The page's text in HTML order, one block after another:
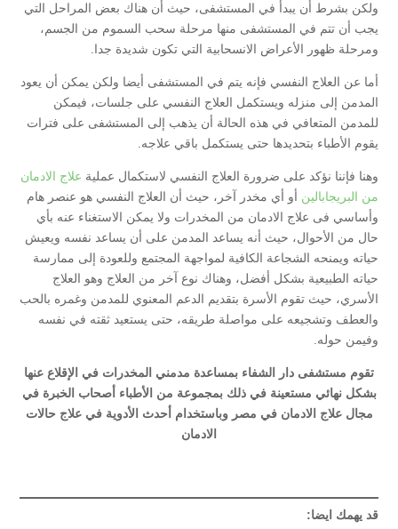
ولكن بشرط أن يبدأ في المستشفى، حيث أن هناك بعض المراحل التي
يجب أن تتم في المستشفى منها مرحلة سحب السموم من الجسم،
ومرحلة ظهور الأعراض الانسحابية التي تكون شديدة جدا.
أما عن العلاج النفسي فإنه يتم في المستشفى أيضا ولكن يمكن أن يعود
المدمن إلى منزله ويستكمل العلاج النفسي على جلسات، فيمكن
للمدمن المتعافي في هذه الحالة أن يذهب إلى المستشفى على فترات
يقوم الأطباء بتحديدها حتى يستكمل باقي علاجه.
وهنا فإننا نؤكد على ضرورة العلاج النفسي لاستكمال عملية علاج الادمان
من البريجابالين أو أي مخدر آخر، حيث أن العلاج النفسي هو عنصر هام
وأساسي فى علاج الادمان من المخدرات ولا يمكن الاستغناء عنه بأي
حال من الأحوال، حيث أنه يساعد المدمن على أن يساعد نفسه ويعيش
حياته ويمنحه الشجاعة الكافية لمواجهة المجتمع وللعودة إلى ممارسة
حياته الطبيعية بشكل أفضل، وهناك نوع آخر من العلاج وهو العلاج
الأسري، حيث تقوم الأسرة بتقديم الدعم المعنوي للمدمن وغمره بالحب
والعطف وتشجيعه على مواصلة طريقه، حتى يستعيد ثقته في نفسه
وفيمن حوله.
تقوم مستشفى دار الشفاء بمساعدة مدمني المخدرات في الإقلاع عنها
بشكل نهائي مستعينة في ذلك بمجموعة من الأطباء أصحاب الخبرة في
مجال علاج الادمان في مصر وباستخدام أحدث الأدوية في علاج حالات
الادمان
قد يهمك ايضا: